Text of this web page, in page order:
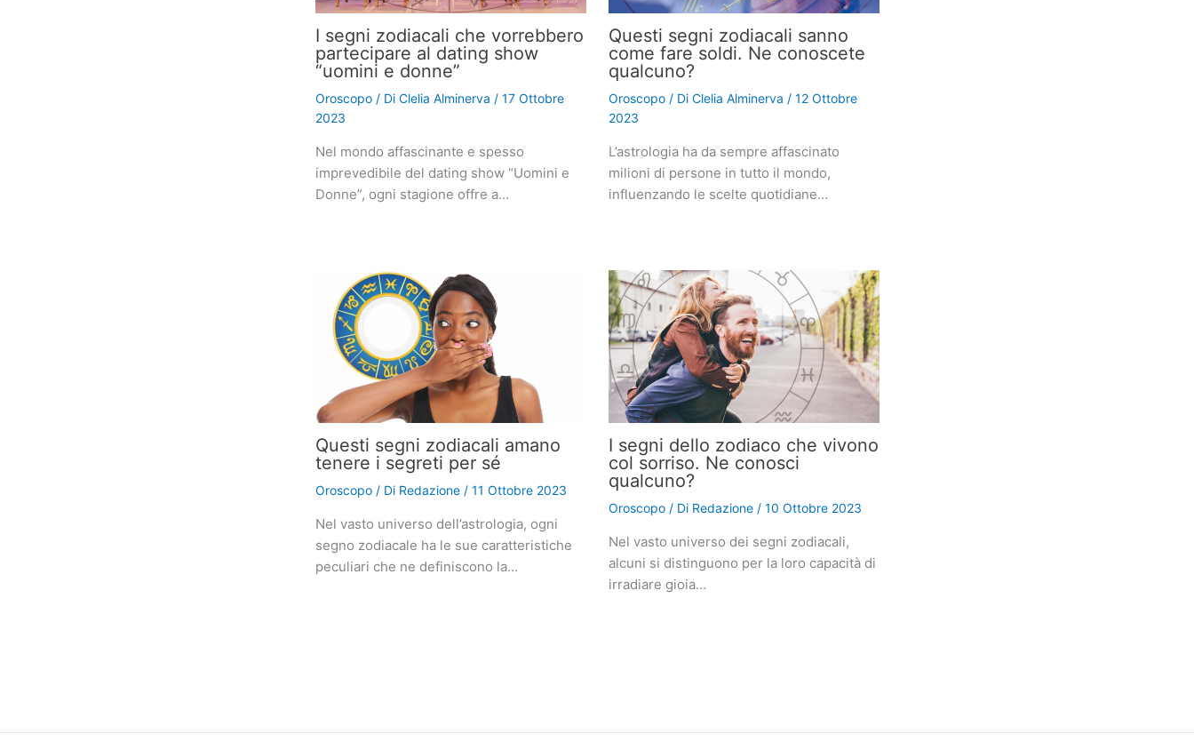
I segni zodiacali che vorrebbero
partecipare al dating show
“uomini e donne”
Oroscopo/ Di Clelia Alminerva / 17 Ottobre
2023
Nel mondo affascinante e spesso
imprevedibile del dating show “Uomini e
Donne”, ogni stagione offre a…
Questi segni zodiacali sanno
come fare soldi. Ne conoscete
qualcuno?
Oroscopo/ Di Clelia Alminerva / 12 Ottobre
2023
L’astrologia ha da sempre affascinato
milioni di persone in tutto il mondo,
influenzando le scelte quotidiane…
Questi segni zodiacali amano
tenere i segreti per sé
Oroscopo/ Di Redazione / 11 Ottobre 2023
Nel vasto universo dell’astrologia, ogni
segno zodiacale ha le sue caratteristiche
peculiari che ne definiscono la…
I segni dello zodiaco che vivono
col sorriso. Ne conosci
qualcuno?
Oroscopo/ Di Redazione / 10 Ottobre 2023
Nel vasto universo dei segni zodiacali,
alcuni si distinguono per la loro capacità di
irradiare gioia…